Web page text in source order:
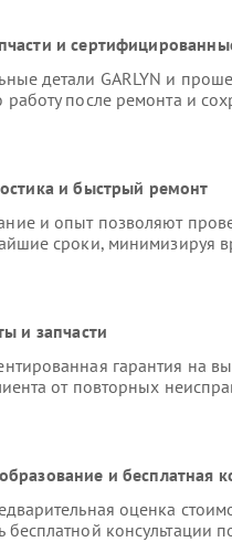
и
детали GARLYN и
работу после ремонта и
и быстрый ремонт
и опыт позволяют
сроки, минимизируя
и запчасти
гарантия на
от повторных
и бесплатная
оценка
консультации